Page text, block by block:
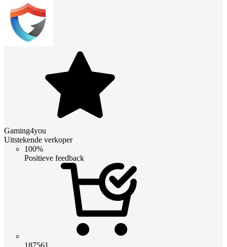
Gaming4you
Uitstekende verkoper
100%
Positieve feedback
187561